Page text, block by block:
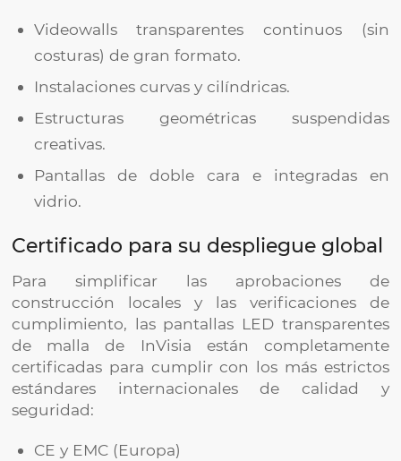
Videowalls transparentes continuos (sin
costuras) de gran formato.
Instalaciones curvas y cilíndricas.
Estructuras geométricas suspendidas
creativas.
Pantallas de doble cara e integradas en
vidrio.
Certificado para su despliegue global
Para simplificar las aprobaciones de
construcción locales y las verificaciones de
cumplimiento, las pantallas LED transparentes
de malla de InVisia están completamente
certificadas para cumplir con los más estrictos
estándares internacionales de calidad y
seguridad:
CE y EMC (Europa)